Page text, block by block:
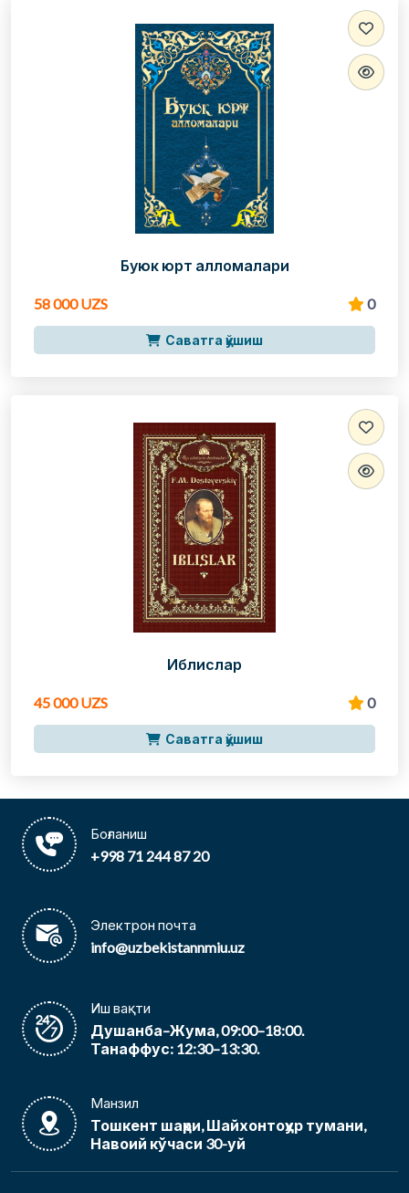
Буюк юрт алломалари
58 000 UZS 0
Саватга қўшиш
Иблислар
45 000 UZS 0
Саватга қўшиш
Боғланиш
+998 71 244 87 20
Электрон почта
info@uzbekistannmiu.uz
Иш вақти
Душанба–Жума, 09:00–18:00.
Танаффус: 12:30–13:30.
Манзил
Тошкент шаҳри, Шайхонтоҳур тумани,
Навоий кўчаси 30-уй